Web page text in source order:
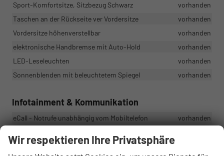
Sport-Komfortsitze, Sitzbezug Schwarz
vorhanden
Taschen an der Rückseite ver Vordersitze
vorhanden
Vordersitze höhenverstellbar
vorhanden
elektronische Handbremse mit Auto-Hold
vorhanden
LED-Leseleuchten
vorhanden
Sonnenblenden mit beleuchtetem Spiegel
vorhanden
Infotainment & Kommunikation
eCall - Notrufe unabhängig vom Mobiltelefon
vorhanden
Bluetooth Freisprecheinrichtung für Mobiltelefone
Wir respektieren Ihre Privatsphäre